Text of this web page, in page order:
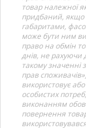
товар належної
придбаний, якщо
габаритами,
може бути ним
право на обмін
днів, не рахуючи
такому значенні
прав
використовує
особистих
виконанням
повернення